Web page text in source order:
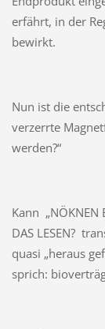
erfährt, in der
bewirkt.
Nun ist die
verzerrte
werden?“
Kann „NÖKNEN
DAS LESEN?
quasi „heraus
sprich: